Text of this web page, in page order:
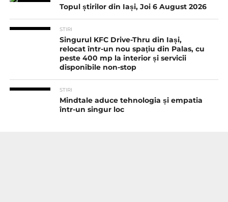
Topul știrilor din Iași, Joi 6 August 2026
STIRI
Singurul KFC Drive-Thru din Iași,
relocat într-un nou spaţiu din Palas, cu
peste 400 mp la interior și servicii
disponibile non-stop
STIRI
Mindtale aduce tehnologia și empatia
într-un singur loc